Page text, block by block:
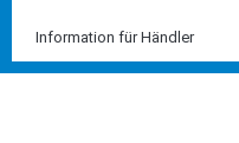
Information für Händler